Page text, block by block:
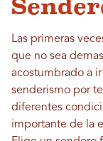
Las primeras
que no sea
acostumbrado a
senderismo por
diferentes
importante de la